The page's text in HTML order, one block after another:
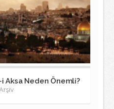
Aksa Neden Önemli?